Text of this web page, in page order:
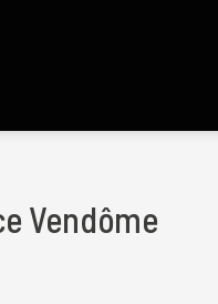
Vendôme